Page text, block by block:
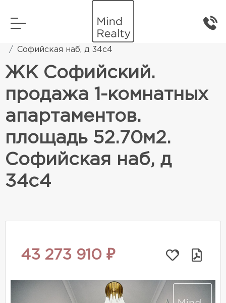
Элитная жилая недвижимость
Софийская наб, д 34с4
ЖК Софийский.
продажа 1-комнатных
апартаментов.
площадь 52.70м2.
Софийская наб, д
34с4
43 273 910 ₽